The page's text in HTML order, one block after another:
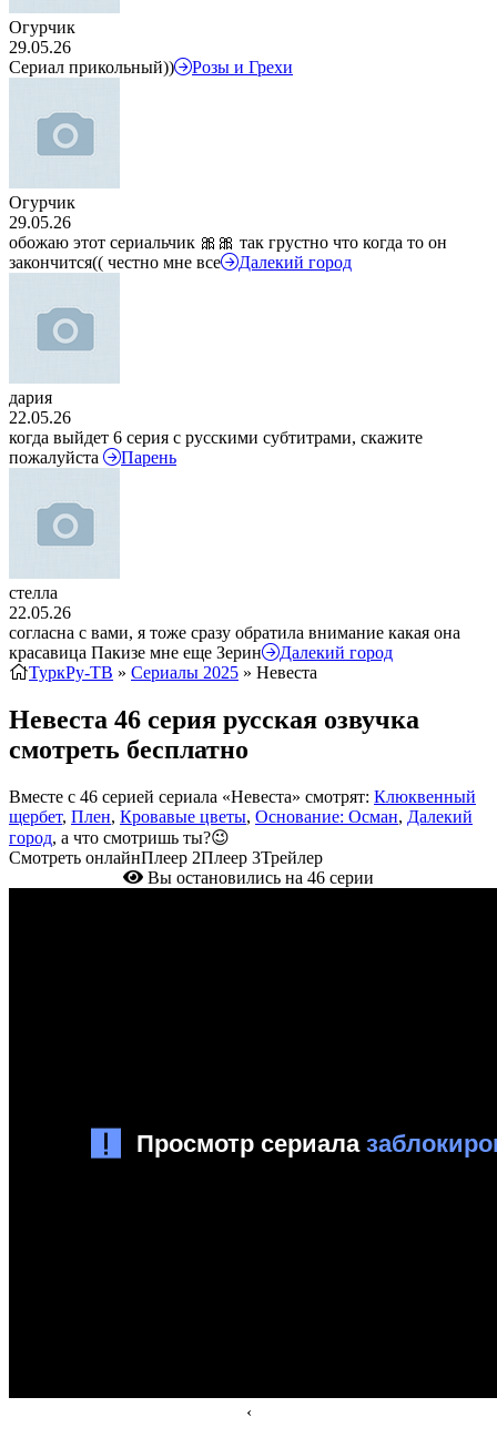
Огурчик
29.05.26
Сериал прикольный))
Розы и Грехи
Огурчик
29.05.26
обожаю этот сериальчик 🎀🎀 так грустно что когда то он
закончится(( честно мне все
Далекий город
дария
22.05.26
когда выйдет 6 серия с русскими субтитрами, скажите
пожалуйста
Парень
стелла
22.05.26
согласна с вами, я тоже сразу обратила внимание какая она
красавица Пакизе мне еще Зерин
Далекий город
ТуркРу-ТВ » Сериалы 2025 » Невеста
Невеста 46 серия русская озвучка
смотреть бесплатно
Вместе с 46 серией сериала «Невеста» смотрят: Клюквенный
щербет, Плен, Кровавые цветы, Основание: Осман, Далекий
город, а что смотришь ты?😉
Смотреть онлайнПлеер 2Плеер 3Трейлер
Вы остановились на 46 серии
‹